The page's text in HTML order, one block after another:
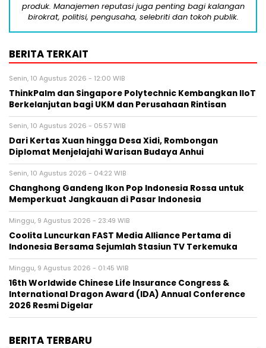
produk. Manajemen reputasi juga penting bagi kalangan
birokrat, politisi, pengusaha, selebriti dan tokoh publik.
BERITA TERKAIT
Senin, 10 Agustus 2026 - 12:00 WIB
ThinkPalm dan Singapore Polytechnic Kembangkan IIoT
Berkelanjutan bagi UKM dan Perusahaan Rintisan
Senin, 10 Agustus 2026 - 05:57 WIB
Dari Kertas Xuan hingga Desa Xidi, Rombongan
Diplomat Menjelajahi Warisan Budaya Anhui
Senin, 10 Agustus 2026 - 04:22 WIB
Changhong Gandeng Ikon Pop Indonesia Rossa untuk
Memperkuat Jangkauan di Pasar Indonesia
Minggu, 9 Agustus 2026 - 23:49 WIB
Coolita Luncurkan FAST Media Alliance Pertama di
Indonesia Bersama Sejumlah Stasiun TV Terkemuka
Minggu, 9 Agustus 2026 - 01:45 WIB
16th Worldwide Chinese Life Insurance Congress &
International Dragon Award (IDA) Annual Conference
2026 Resmi Digelar
BERITA TERBARU